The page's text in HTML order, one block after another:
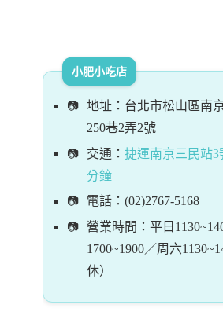
小肥小吃店
地址：台北市松山區南
250巷2弄2號
交通： 捷運南京三民站3
分鐘
電話：(02)2767-5168
營業時間：平日
1700~1900／周六
休）